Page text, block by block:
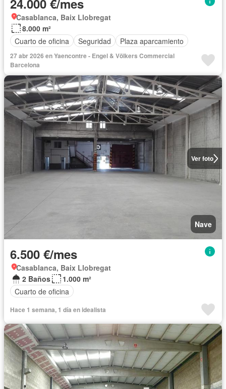
24.000 €/mes
Casablanca, Baix Llobregat
8.000 m²
Cuarto de oficina
Seguridad Plaza aparcamiento
27 abr 2026 en Yaencontre - Engel & Völkers Commercial
Barcelona
Ver foto
Nave
6.500 €/mes
Casablanca, Baix Llobregat
2 Baños
1.000 m²
Cuarto de oficina
Hace 1 semana, 1 día en idealista